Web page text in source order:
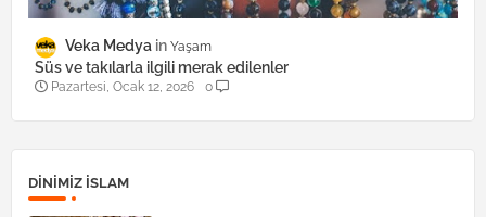
Veka Medya Yaşam
Süs ve takılarla ilgili merak edilenler
Pazartesi, Ocak 12, 2026 0
DINIMIZ ISLAM